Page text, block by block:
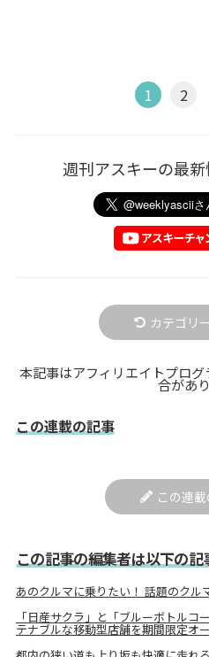
1 2
週刊アスキーの最
カテゴリ
本記事はアフィリエイトプロ
合があ
この連載の記事
この連
この記事の編集者は以下の
あのクルマに乗りたい！ 話題のクル
「日産サクラ」と「ブルーボトルコ
テナブルな移動型店舗を期間限定オ